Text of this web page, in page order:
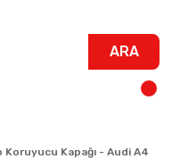
ARA
Koruyucu Kapağı - Audi A4